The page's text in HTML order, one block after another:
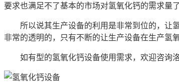
要求也满足不了基本的市场对氢氧化钙的需求量了
所以说其生产设备的利用是非常到位的，让氢
非常的透明的，只有不断的让生产设备在生产氢
如有型的氢氧化钙设备使用需求，欢迎咨询洛